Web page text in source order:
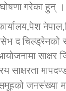
गरेका हुन् ।
द चिल्ड्रेनको
साक्षर
साक्षरता
जनसंख्या